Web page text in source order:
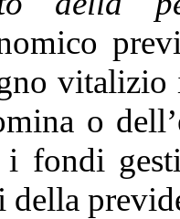
o
i fondi